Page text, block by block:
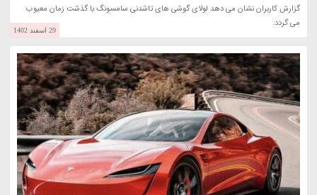
گزارش کاربران نشان می دهد لولای گوشی های تاشدنی سامسونگ با گذشت زمان معیوب
می گردد.
29 اسفند 1402